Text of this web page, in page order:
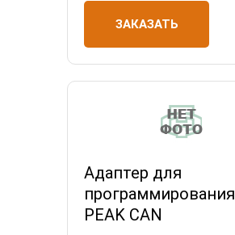
ЗАКАЗАТЬ
Адаптер для
программирования
PEAK CAN